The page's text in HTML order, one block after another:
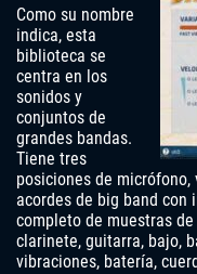
Como su nombre
indica, esta
biblioteca se
centra en los
sonidos y
conjuntos de
grandes bandas.
Tiene tres
posiciones de
acordes de big band con
completo de muestras
clarinete, guitarra, bajo,
vibraciones, batería,